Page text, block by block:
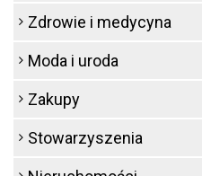
Zdrowie i medycyna
Moda i uroda
Zakupy
Stowarzyszenia